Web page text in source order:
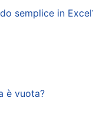
semplice in
è vuota?